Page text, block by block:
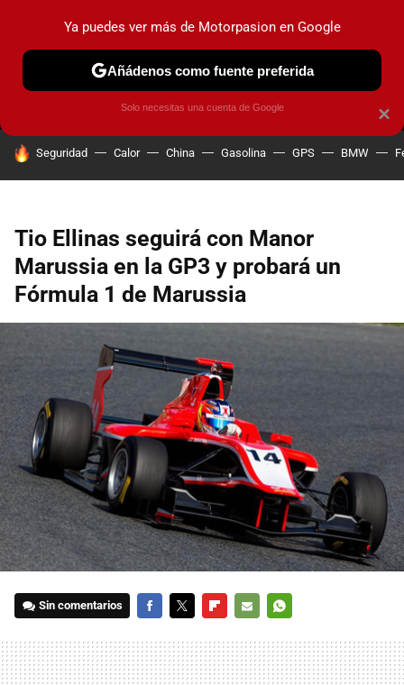
MENÚ NUEVO
COCHES ELÉCTRICOS OBSERVATORIO
HOY SE HABLA DE
Seguridad Calor China Gasolina GPS BMW
Tio Ellinas seguirá con Manor
Marussia en la GP3 y probará un
Fórmula 1 de Marussia
Sin comentarios
MAIL
×
Ya puedes ver más de Motorpasion en Google
Añádenos como fuente preferida
Solo necesitas una cuenta de Google